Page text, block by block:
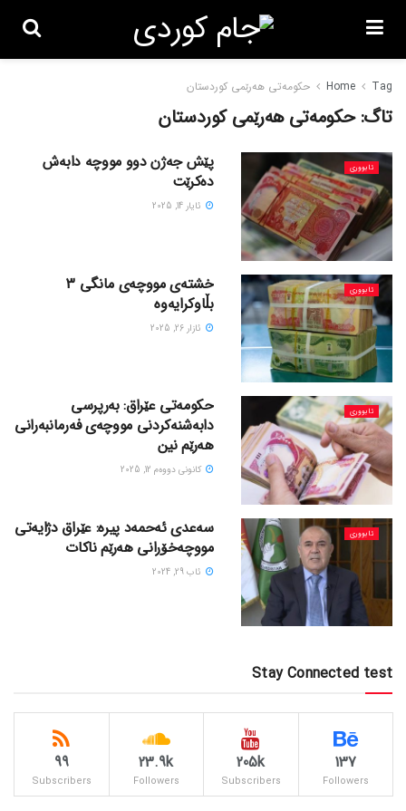
Home Tag حکومەتی هەرێمی کوردستان
تاگ:حکومەتی هەرێمی کوردستان
ئابووری
پێش جەژن دوو مووچە دابەش
دەکرێت
ئایار 14, 2025
ئابووری
خشتەی مووچەی مانگی 3
بڵاوکرایەوە
ئازار 26, 2025
ئابووری
حکومەتی عێراق: بەرپرسی
دابەشنەکردنی مووچەی فەرمانبەرانی
هەرێم نین
كانونی دووه‌م 12, 2025
ئابووری
سەعدی ئەحمەد پیرە: عێراق دژایەتی
مووچەخۆرانی هەرێم ناکات
ئاب 29, 2024
Stay Connected test
137
Followers
205k
Subscribers
23.9k
Followers
99
Subscribers